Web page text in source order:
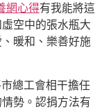
網心得有我能將這
空中的張水瓶大
暖和、樂善好施
總工會相干擔任
勢。認捐方法有